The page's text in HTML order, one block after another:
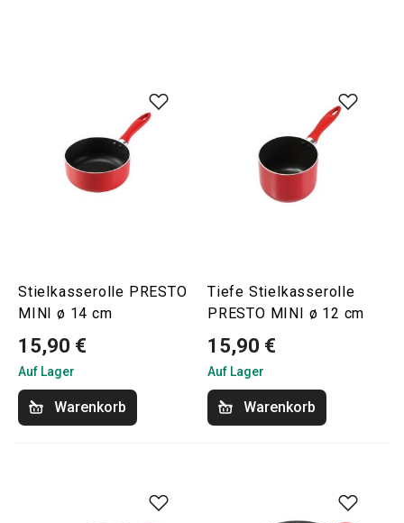
Stielkasserolle PRESTO
MINI ø 14 cm
15,90 €
Auf Lager
Warenkorb
Tiefe Stielkasserolle
PRESTO MINI ø 12 cm
15,90 €
Auf Lager
Warenkorb